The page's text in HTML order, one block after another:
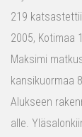
219
2005, Kotimaa
Maksimi
kansikuormaa
Alukseen
alle.